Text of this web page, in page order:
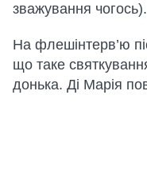
зважування чогось).
На флешінтерв’ю
що таке
донька. Ді Марія